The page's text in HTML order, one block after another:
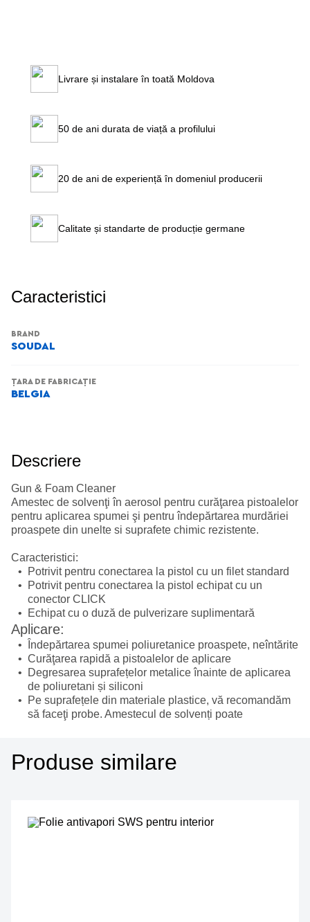
Livrare și instalare în toată Moldova
50 de ani durata de viață a profilului
20 de ani de experiență în domeniul producerii
Calitate și standarte de producție germane
Caracteristici
BRAND
SOUDAL
ȚARA DE FABRICAȚIE
BELGIA
Descriere
Gun & Foam Cleaner
Amestec de solvenţi în aerosol pentru curăţarea pistoalelor
pentru aplicarea spumei şi pentru îndepărtarea murdăriei
proaspete din unelte si suprafete chimic rezistente.
Caracteristici:
Potrivit pentru conectarea la pistol cu un filet standard
Potrivit pentru conectarea la pistol echipat cu un
conector CLICK
Echipat cu o duză de pulverizare suplimentară
Aplicare:
Îndepărtarea spumei poliuretanice proaspete, neîntărite
Curăţarea rapidă a pistoalelor de aplicare
Degresarea suprafețelor metalice înainte de aplicarea
de poliuretani și siliconi
Pe suprafețele din materiale plastice, vă recomandăm
să faceţi probe. Amestecul de solvenți poate
Produse similare